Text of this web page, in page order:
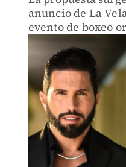
anuncio de La
evento de boxeo